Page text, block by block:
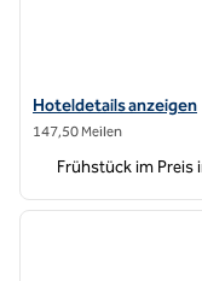
Hoteldetails für
Hoteldetails anzeigen
147,50 Meilen
Frühstück im Preis
1 von 12